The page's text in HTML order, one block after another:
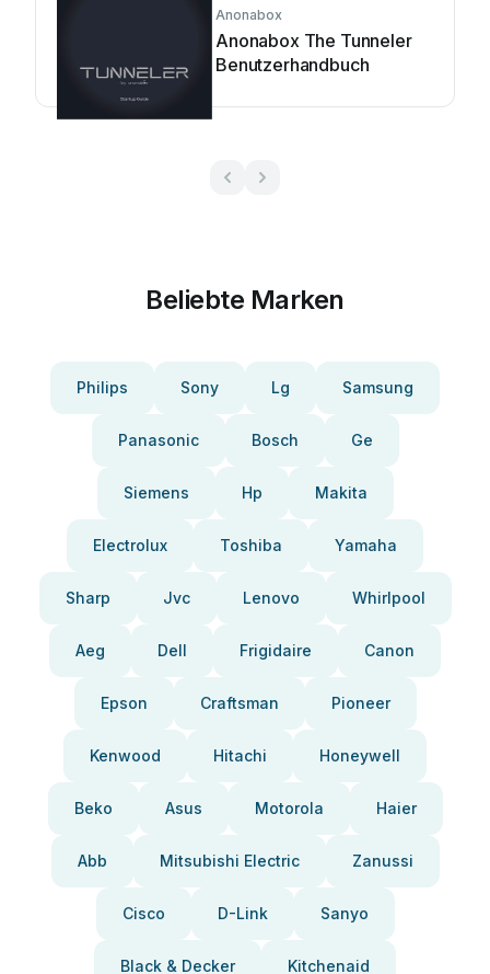
Anonabox
Anonabox The Tunneler
Benutzerhandbuch
Beliebte Marken
Philips Sony Lg Samsung
Panasonic Bosch Ge
Siemens Hp Makita
Electrolux Toshiba Yamaha
Sharp Jvc Lenovo Whirlpool
Aeg Dell Frigidaire Canon
Epson Craftsman Pioneer
Kenwood Hitachi Honeywell
Beko Asus Motorola Haier
Abb Mitsubishi Electric Zanussi
Cisco D-Link Sanyo
Black & Decker Kitchenaid